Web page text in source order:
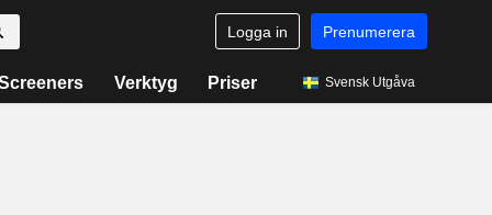
Logga in Prenumerera
Verktyg Priser Svensk Utgåva